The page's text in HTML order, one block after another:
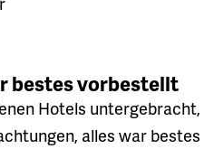
bestes vorbestellt
Hotels untergebracht,
alles war bestes